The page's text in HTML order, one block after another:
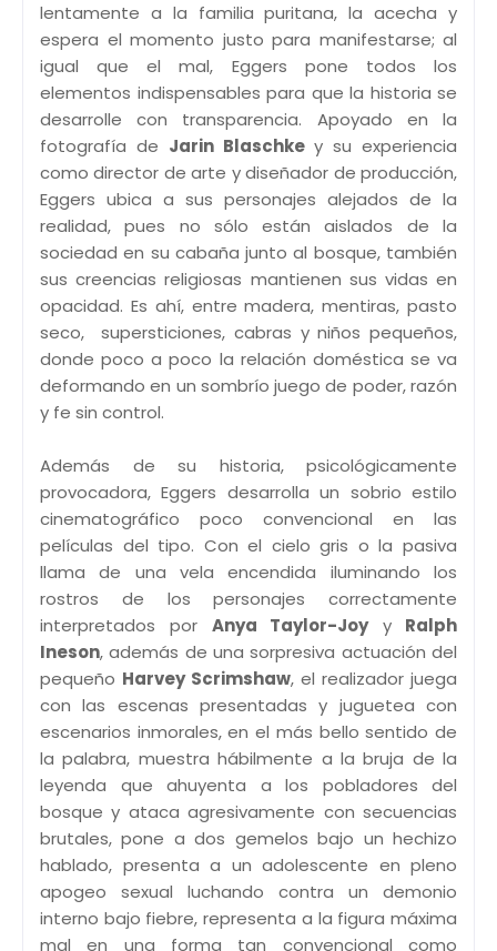
lentamente a la familia puritana, la acecha y
espera el momento justo para manifestarse; al
igual que el mal, Eggers pone todos los
elementos indispensables para que la historia se
desarrolle con transparencia. Apoyado en la
fotografía de Jarin Blaschkey su experiencia
como director de arte y diseñador de producción,
Eggers ubica a sus personajes alejados de la
realidad, pues no sólo están aislados de la
sociedad en su cabaña junto al bosque, también
sus creencias religiosas mantienen sus vidas en
opacidad. Es ahí, entre madera, mentiras, pasto
seco, supersticiones, cabras y niños pequeños,
donde poco a poco la relación doméstica se va
deformando en un sombrío juego de poder, razón
y fe sin control.
Además de su historia, psicológicamente
provocadora, Eggers desarrolla un sobrio estilo
cinematográfico poco convencional en las
películas del tipo. Con el cielo gris o la pasiva
llama de una vela encendida iluminando los
rostros de los personajes correctamente
interpretados por Anya Taylor-Joyy Ralph
Ineson, además de una sorpresiva actuación del
pequeño Harvey Scrimshaw, el realizador juega
con las escenas presentadas y juguetea con
escenarios inmorales, en el más bello sentido de
la palabra, muestra hábilmente a la bruja de la
leyenda que ahuyenta a los pobladores del
bosque y ataca agresivamente con secuencias
brutales, pone a dos gemelos bajo un hechizo
hablado, presenta a un adolescente en pleno
apogeo sexual luchando contra un demonio
interno bajo fiebre, representa a la figura máxima
mal en una forma tan convencional como